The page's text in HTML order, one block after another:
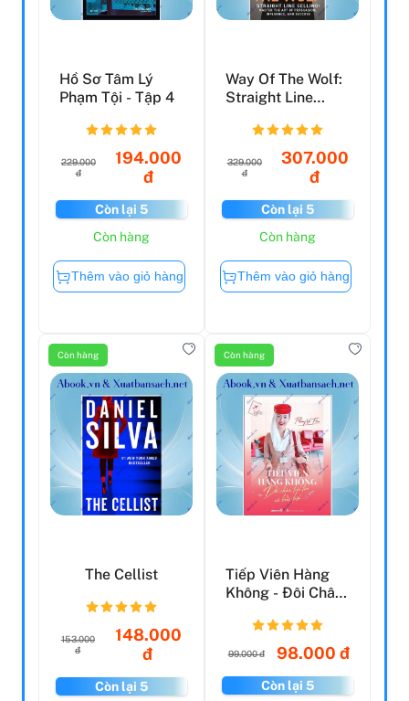
Hồ Sơ Tâm Lý
Phạm Tội - Tập 4
229.000
đ
194.000
đ
Còn lại 5
Còn hàng
Thêm vào giỏ hàng
Way Of The Wolf:
Straight Line
The...
329.000
đ
307.000
đ
Còn lại 5
Còn hàng
Thêm vào giỏ hàng
Còn hàng
The Cellist
153.000
đ
148.000
đ
Còn lại 5
Còn hàng
Tiếp Viên Hàng
Không - Đôi Chân,
99.000 đ 98.000 đ
Còn lại 5